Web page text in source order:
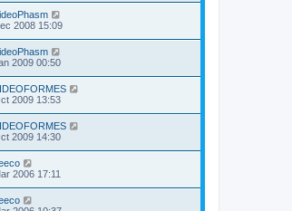
2008 15:09
2009 00:50
2009 13:53
2009 14:30
2006 17:11